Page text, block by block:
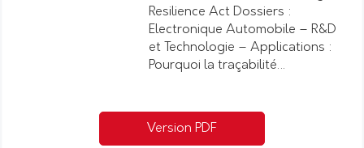
Resilience Act Dossiers :
Electronique Automobile – R&D
et Technologie – Applications :
Pourquoi la traçabilité…
Version PDF